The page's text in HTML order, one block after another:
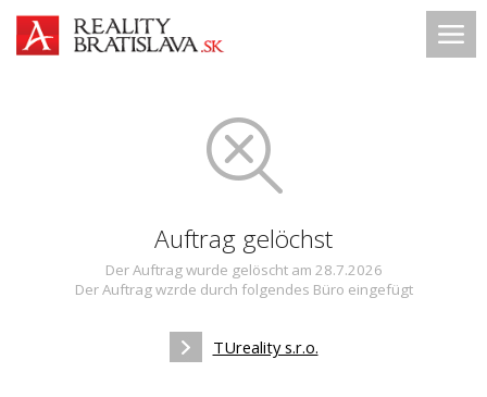
Auftrag gelöchst
Der Auftrag wurde gelöscht am 28.7.2026
Der Auftrag wzrde durch folgendes Büro eingefügt
TUreality s.r.o.